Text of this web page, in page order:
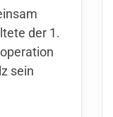
sind
1. FFC
mit